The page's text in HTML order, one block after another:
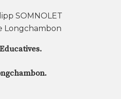
SOMNOLET
Longchambon